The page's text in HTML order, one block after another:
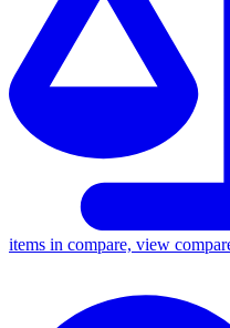
items in compare, view